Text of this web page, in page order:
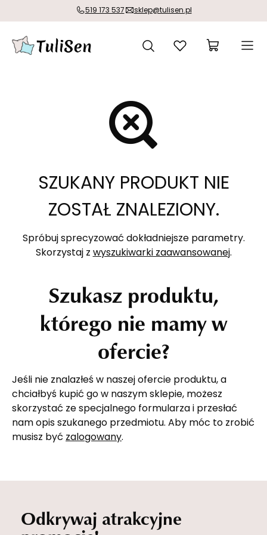
519 173 537 sklep@tulisen.pl
SZUKANY PRODUKT NIE
ZOSTAŁ ZNALEZIONY.
Spróbuj sprecyzować dokładniejsze parametry.
Skorzystaj z wyszukiwarki zaawansowanej.
Szukasz produktu,
którego nie mamy w
ofercie?
Jeśli nie znalazłeś w naszej ofercie produktu, a
chciałbyś kupić go w naszym sklepie, możesz
skorzystać ze specjalnego formularza i przesłać
nam opis szukanego przedmiotu. Aby móc to zrobić
musisz być zalogowany.
Odkrywaj atrakcyjne